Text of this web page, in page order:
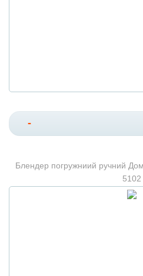
-
Блендер погружниий ручний
5102